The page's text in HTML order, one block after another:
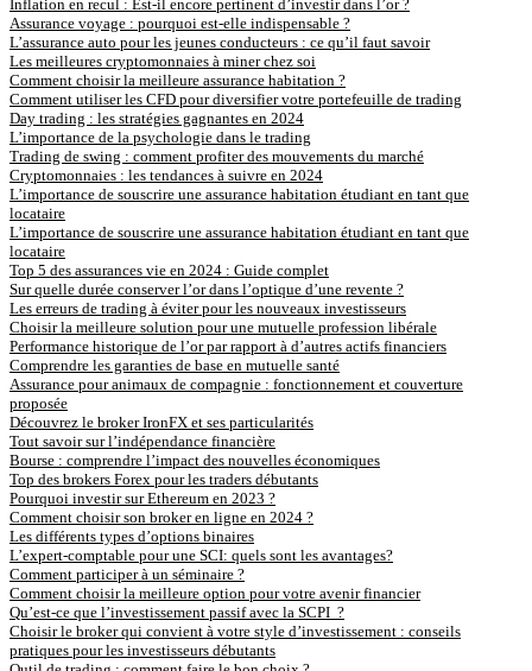
Inflation en recul : Est-il encore pertinent d’investir dans l’or ?
Assurance voyage : pourquoi est-elle indispensable ?
L’assurance auto pour les jeunes conducteurs : ce qu’il faut savoir
Les meilleures cryptomonnaies à miner chez soi
Comment choisir la meilleure assurance habitation ?
Comment utiliser les CFD pour diversifier votre portefeuille de trading
Day trading : les stratégies gagnantes en 2024
L’importance de la psychologie dans le trading
Trading de swing : comment profiter des mouvements du marché
Cryptomonnaies : les tendances à suivre en 2024
L’importance de souscrire une assurance habitation étudiant en tant que
locataire
L’importance de souscrire une assurance habitation étudiant en tant que
locataire
Top 5 des assurances vie en 2024 : Guide complet
Sur quelle durée conserver l’or dans l’optique d’une revente ?
Les erreurs de trading à éviter pour les nouveaux investisseurs
Choisir la meilleure solution pour une mutuelle profession libérale
Performance historique de l’or par rapport à d’autres actifs financiers
Comprendre les garanties de base en mutuelle santé
Assurance pour animaux de compagnie : fonctionnement et couverture
proposée
Découvrez le broker IronFX et ses particularités
Tout savoir sur l’indépendance financière
Bourse : comprendre l’impact des nouvelles économiques
Top des brokers Forex pour les traders débutants
Pourquoi investir sur Ethereum en 2023 ?
Comment choisir son broker en ligne en 2024 ?
Les différents types d’options binaires
L’expert-comptable pour une SCI: quels sont les avantages?
Comment participer à un séminaire ?
Comment choisir la meilleure option pour votre avenir financier
Qu’est-ce que l’investissement passif avec la SCPI ?
Choisir le broker qui convient à votre style d’investissement : conseils
pratiques pour les investisseurs débutants